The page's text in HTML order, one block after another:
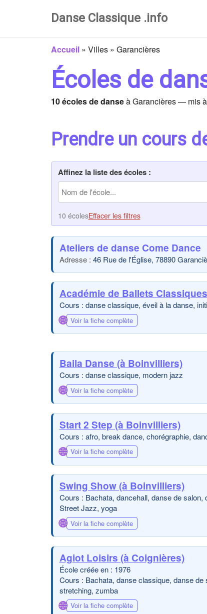
Danse Classique .info
Accueil » Villes » Garancières
Écoles de
10 écoles de danseà Garancières — mis
Prendre un cours
Affinez la liste des écoles :
10 écolesEffacer les filtres
Ateliers de danse Come Dance
46 Rue de l'Église, 78890
Académie de Ballets
Cours : danse classique, éveil à la danse,
🌐 Voir la fiche complète
Baila Danse (à Boinvilliers)
Cours : danse classique, modern jazz
🌐 Voir la fiche complète
Start 2 Step (à Boinvilliers)
Cours : afro, break dance, chorégraphie,
🌐 Voir la fiche complète
Swing Show (à Boinvilliers)
Cours : Bachata, dancehall, danse de
Street Jazz, yoga
🌐 Voir la fiche complète
Agiot Loisirs (à Coignières)
École créée en : 1976
Cours : Bachata, danse classique, danse
stretching, zumba
🌐 Voir la fiche complète